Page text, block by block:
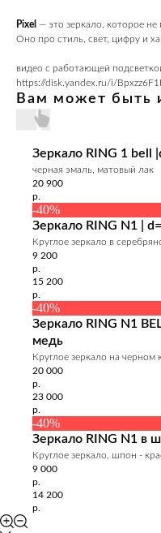
Pixel — это зеркало, которое
Оно про стиль, свет, цифру и
видео с работающей
https://disk.yandex.ru/i/
Вам может быть
Зеркало RING 1 bell
черная эмаль, матовый лак
20 900
р.
-40%
Зеркало RING N1 |
Круглое зеркало в
9 200
р.
15 200
р.
-40%
Зеркало RING N1
медь
Круглое зеркало на
20 000
р.
23 000
р.
-40%
Зеркало RING N1 в
Круглое зеркало, шпон -
9 000
р.
14 200
р.